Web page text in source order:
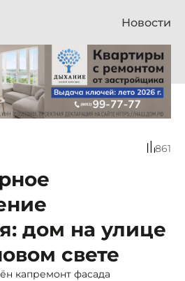
Новости
861
дом на улице
свете
капремонт фасада